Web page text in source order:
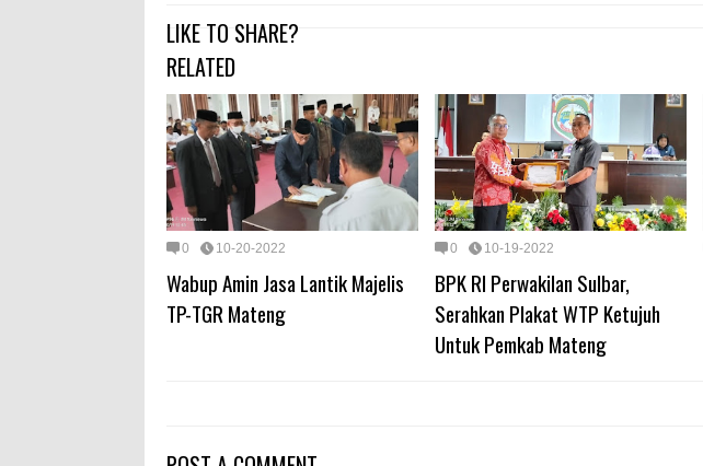
LIKE TO SHARE?
RELATED
0 10-20-2022
Wabup Amin Jasa Lantik Majelis
TP-TGR Mateng
0 10-19-2022
BPK RI Perwakilan Sulbar,
Serahkan Plakat WTP Ketujuh
Untuk Pemkab Mateng